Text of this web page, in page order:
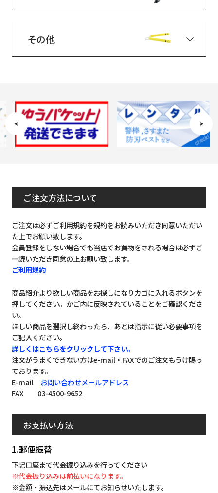
その他
ご注文方法について
ご注文は必ずご利用規約を規約をお読みいただき同意いただい
た上でお願い致します。
会員登録をしない場合でも当店でお買物をされる場合は必ずご
一読いただき同意の上お願い致します。
ご利用規約
商品紹介より欲しい商品をお探しになりカゴに入れるボタンを
押してください。かご内に反映されていることをご確認くださ
い。
ほしい商品を選択し終わったら、あとは指示に従い必要事項を
ご記入ください。
詳しくはこちらをクリックして下さい。
注文がうまくできない方はe-mail・FAXでのご注文もうけ賜っ
ております。
E-mail お問い合わせメールアドレス
FAX 03-4500-9652
お支払い方法
1.郵便振替
下記口座まで代金振り込みを行ってください
※代金振り込みは前払いになります。
※金額・振込先はメールにてお知らせいたします。